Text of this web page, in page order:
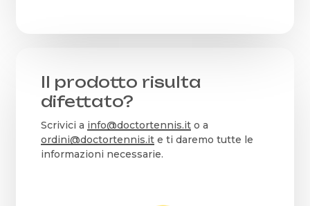
Il prodotto risulta
difettato?
Scrivici a info@doctortennis.ito a
ordini@doctortennis.ite ti daremo tutte le
informazioni necessarie.